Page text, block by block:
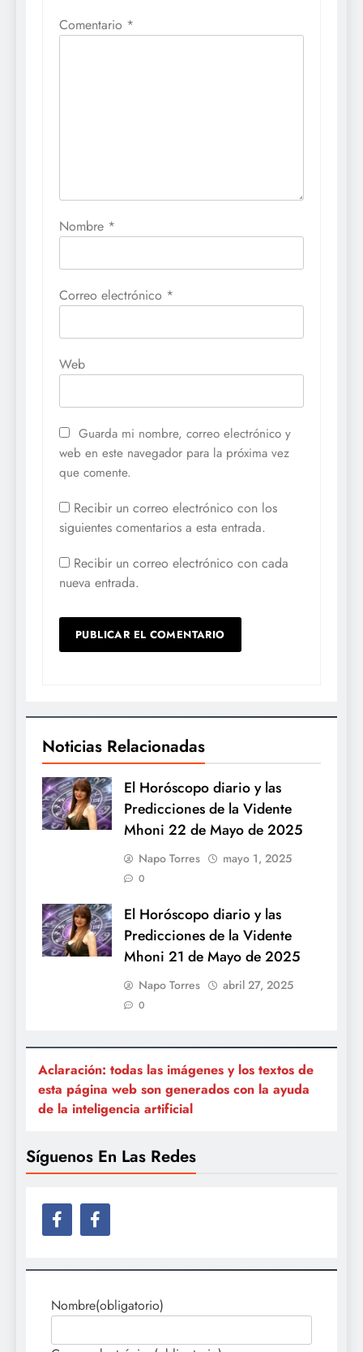
Comentario *
Nombre *
Correo electrónico *
Web
Guarda mi nombre, correo electrónico y
web en este navegador para la próxima vez
que comente.
Recibir un correo electrónico con los
siguientes comentarios a esta entrada.
Recibir un correo electrónico con cada
nueva entrada.
Noticias Relacionadas
El Horóscopo diario y las
Predicciones de la Vidente
Mhoni 22 de Mayo de 2025
Napo Torres mayo 1, 2025
0
El Horóscopo diario y las
Predicciones de la Vidente
Mhoni 21 de Mayo de 2025
Napo Torres abril 27, 2025
0
Aclaración: todas las imágenes y los textos de
esta página web son generados con la ayuda
de la inteligencia artificial
Síguenos En Las Redes
Nombre(obligatorio)